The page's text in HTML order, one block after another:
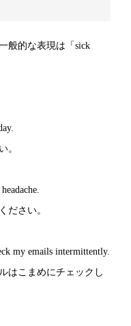
般的な表現は「sick
。
ださい。
my emails intermittently.
はこまめにチェックし